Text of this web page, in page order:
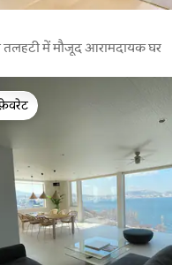
तलहटी में मौजूद आरामदायक घर
फ़ेवरेट